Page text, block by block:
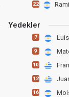
22
Yedekler
7
9
10
12
16